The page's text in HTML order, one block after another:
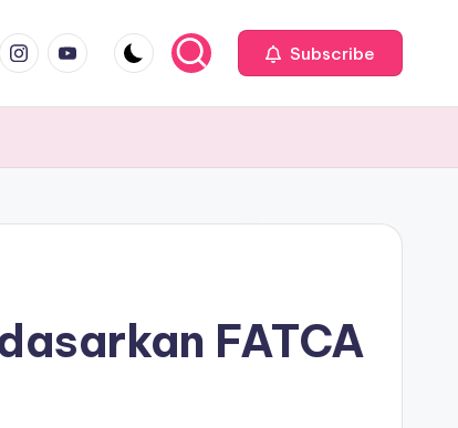
instagram.com
youtube.com Subscribe
FATCA